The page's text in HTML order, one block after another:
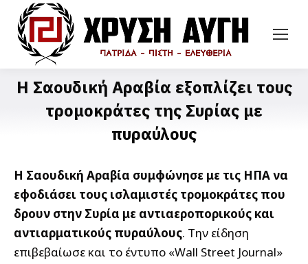
Η Σαουδική Αραβία εξοπλίζει τους
τρομοκράτες της Συρίας με
πυραύλους
Η Σαουδική Αραβία συμφώνησε με τις ΗΠΑ να
εφοδιάσει τους ισλαμιστές τρομοκράτες που
δρουν στην Συρία με αντιαεροπορικούς και
αντιαρματικούς πυραύλους. Την είδηση
επιβεβαίωσε και το έντυπο «Wall Street Journal»